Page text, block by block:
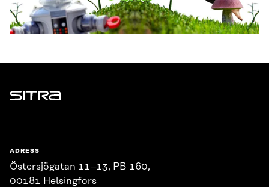
Sitra
ADRESS
Östersjögatan 11–13, PB 160,
00181 Helsingfors